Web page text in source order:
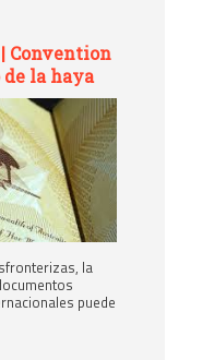
Convention
de la haya
la
puede